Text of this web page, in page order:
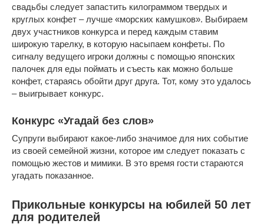
свадьбы следует запастить килограммом твердых и
круглых конфет – лучше «морских камушков». Выбираем
двух участников конкурса и перед каждым ставим
широкую тарелку, в которую насыпаем конфеты. По
сигналу ведущего игроки должны с помощью японских
палочек для еды поймать и съесть как можно больше
конфет, стараясь обойти друг друга. Тот, кому это удалось
– выигрывает конкурс.
Конкурс «Угадай без слов»
Супруги выбирают какое-либо значимое для них событие
из своей семейной жизни, которое им следует показать с
помощью жестов и мимики. В это время гости стараются
угадать показанное.
Прикольные конкурсы на юбилей 50 лет
для родителей